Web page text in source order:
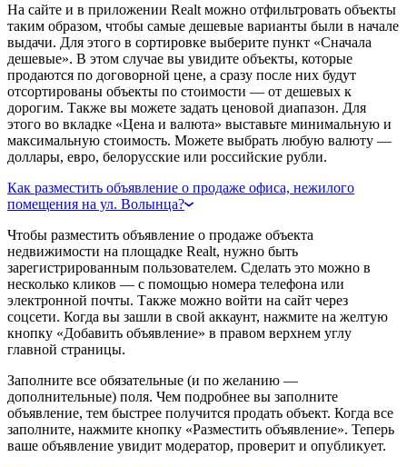
На сайте и в приложении Realt можно отфильтровать объекты
таким образом, чтобы самые дешевые варианты были в начале
выдачи. Для этого в сортировке выберите пункт «Сначала
дешевые». В этом случае вы увидите объекты, которые
продаются по договорной цене, а сразу после них будут
отсортированы объекты по стоимости — от дешевых к
дорогим. Также вы можете задать ценовой диапазон. Для
этого во вкладке «Цена и валюта» выставьте минимальную и
максимальную стоимость. Можете выбрать любую валюту —
доллары, евро, белорусские или российские рубли.
Как разместить объявление о продаже офиса, нежилого
помещения на ул. Волынца?
Чтобы разместить объявление о продаже объекта
недвижимости на площадке Realt, нужно быть
зарегистрированным пользователем. Сделать это можно в
несколько кликов — с помощью номера телефона или
электронной почты. Также можно войти на сайт через
соцсети. Когда вы зашли в свой аккаунт, нажмите на желтую
кнопку «Добавить объявление» в правом верхнем углу
главной страницы.
Заполните все обязательные (и по желанию —
дополнительные) поля. Чем подробнее вы заполните
объявление, тем быстрее получится продать объект. Когда все
заполните, нажмите кнопку «Разместить объявление». Теперь
ваше объявление увидит модератор, проверит и опубликует.